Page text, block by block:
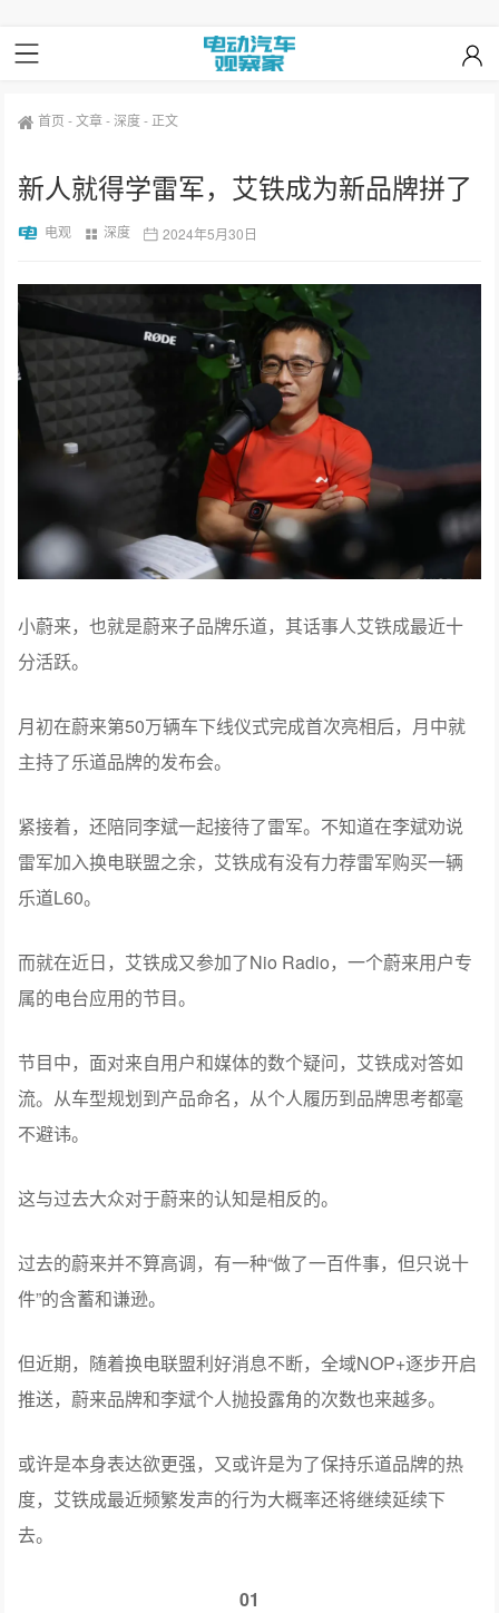
首页 -文章-深度- 正文
新人就得学雷军，艾铁成为新品牌拼了
电观 深度 2024年5月30日
小蔚来，也就是蔚来子品牌乐道，其话事人艾铁成最近十
分活跃。
月初在蔚来第50万辆车下线仪式完成首次亮相后，月中就
主持了乐道品牌的发布会。
紧接着，还陪同李斌一起接待了雷军。不知道在李斌劝说
雷军加入换电联盟之余，艾铁成有没有力荐雷军购买一辆
乐道L60。
而就在近日，艾铁成又参加了Nio Radio，一个蔚来用户专
属的电台应用的节目。
节目中，面对来自用户和媒体的数个疑问，艾铁成对答如
流。从车型规划到产品命名，从个人履历到品牌思考都毫
不避讳。
这与过去大众对于蔚来的认知是相反的。
过去的蔚来并不算高调，有一种“做了一百件事，但只说十
件”的含蓄和谦逊。
但近期，随着换电联盟利好消息不断，全域NOP+逐步开启
推送，蔚来品牌和李斌个人抛投露角的次数也来越多。
或许是本身表达欲更强，又或许是为了保持乐道品牌的热
度，艾铁成最近频繁发声的行为大概率还将继续延续下
去。
01